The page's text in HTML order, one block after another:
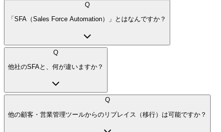
Q
「SFA（Sales Force Automation）」とはなんですか？
Q
他社のSFAと、何が違いますか？
Q
他の顧客・営業管理ツールからのリプレイス（移行）は可能ですか？